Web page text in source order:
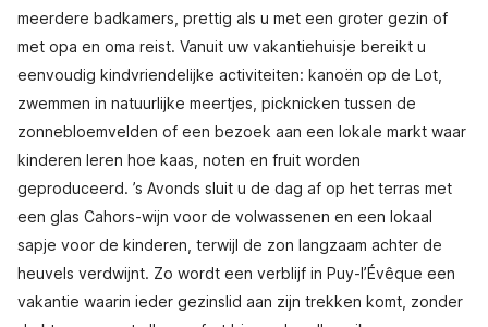
meerdere badkamers, prettig als u met een groter gezin of
met opa en oma reist. Vanuit uw vakantiehuisje bereikt u
eenvoudig kindvriendelijke activiteiten: kanoën op de Lot,
zwemmen in natuurlijke meertjes, picknicken tussen de
zonnebloemvelden of een bezoek aan een lokale markt waar
kinderen leren hoe kaas, noten en fruit worden
geproduceerd. ’s Avonds sluit u de dag af op het terras met
een glas Cahors-wijn voor de volwassenen en een lokaal
sapje voor de kinderen, terwijl de zon langzaam achter de
heuvels verdwijnt. Zo wordt een verblijf in Puy-l’Évêque een
vakantie waarin ieder gezinslid aan zijn trekken komt, zonder